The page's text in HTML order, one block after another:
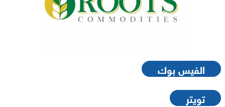
الفيس بوك
تويتر